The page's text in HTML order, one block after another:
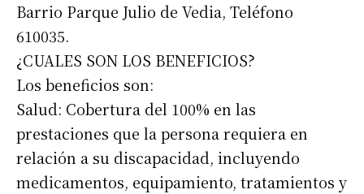
Barrio Parque Julio de Vedia, Teléfono
610035.
¿CUALES SON LOS BENEFICIOS?
Los beneficios son:
Salud: Cobertura del 100% en las
prestaciones que la persona requiera en
relación a su discapacidad, incluyendo
medicamentos, equipamiento, tratamientos y